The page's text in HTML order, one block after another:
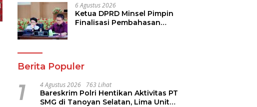
Komitmen Dukung
Pemulihan
6 Agustus 2026
Ketua DPRD Minsel Pimpin
Finalisasi Pembahasan
Berita Populer
1 4 Agustus 2026 763 Lihat
Bareskrim Polri Hentikan Aktivitas PT
SMG di Tanoyan Selatan, Lima Unit